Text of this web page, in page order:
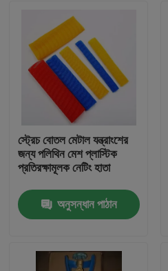
পণ্য
আমাদের সম্পর্কে
কারখানা ভ্রমণ
মান নিয়ন্ত্রণ
স্ট্রেচ বোতল মেটাল যন্ত্রাংশের
জন্য পলিথিন মেশ প্লাস্টিক
প্রতিরক্ষামূলক নেটিং হাতা
অনুসন্ধান পাঠান